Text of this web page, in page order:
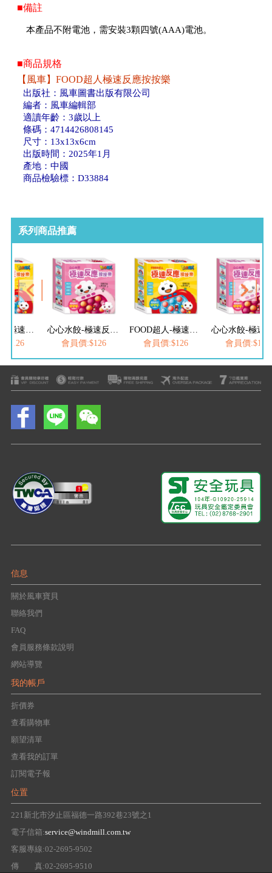
■備註
本產品不附電池，需安裝3顆四號(AAA)電池。
■商品規格
【風車】FOOD超人極速反應按按樂
出版社：風車圖書出版有限公司
編者：風車編輯部
適讀年齡：3歲以上
條碼：4714426808145
尺寸：13x13x6cm
出版時間：2025年1月
產地：中國
商品檢驗標：D33884
系列商品推薦
FOOD超人-極速反應按按樂
:$126
心心水餃-極速反應按按樂
會員價:$126
FOOD超人-極速反應按按樂
會員價:$126
會員價:$126
信息
關於風車寶貝
聯絡我們
FAQ
會員服務條款說明
網站導覽
我的帳戶
折價券
查看購物車
願望清單
查看我的訂單
訂閱電子報
位置
221新北市汐止區福德一路392巷23號之1
電子信箱:service@windmill.com.tw
客服專線:02-2695-9502
傳 真:02-2695-9510